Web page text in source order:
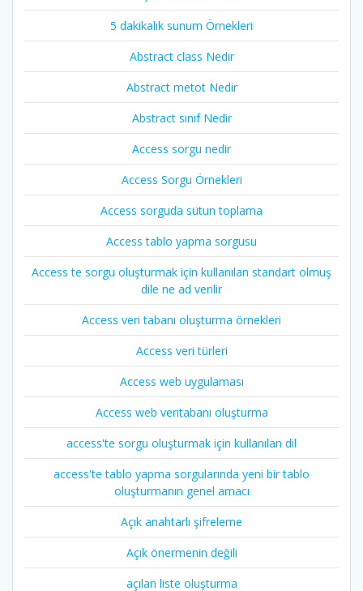
5 dakikalık sunum Örnekleri
Abstract class Nedir
Abstract metot Nedir
Abstract sınıf Nedir
Access sorgu nedir
Access Sorgu Örnekleri
Access sorguda sütun toplama
Access tablo yapma sorgusu
Access te sorgu oluşturmak için kullanılan standart olmuş
dile ne ad verilir
Access veri tabanı oluşturma örnekleri
Access veri türleri
Access web uygulaması
Access web veritabanı oluşturma
access'te sorgu oluşturmak için kullanılan dil
access'te tablo yapma sorgularında yeni bir tablo
oluşturmanın genel amacı
Açık anahtarlı şifreleme
Açık önermenin değili
açılan liste oluşturma